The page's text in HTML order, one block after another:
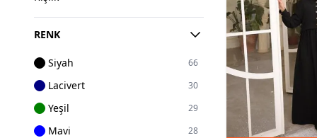
RENK
Siyah 66
Lacivert 30
Yeşil 29
Mavi 28